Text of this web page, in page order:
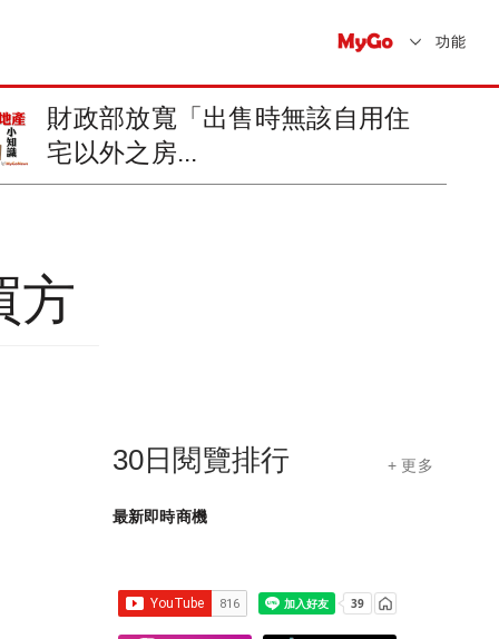
功能
合法工廠使用之自有房屋，減半
徵收房屋稅
方
30日閱覽排行 + 更多
最新即時商機